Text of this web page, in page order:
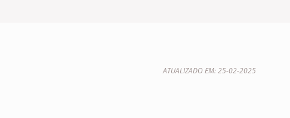
ATUALIZADO EM: 25-02-2025